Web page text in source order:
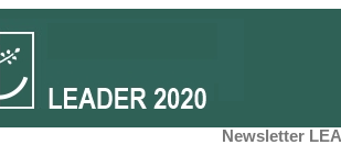
Newsletter